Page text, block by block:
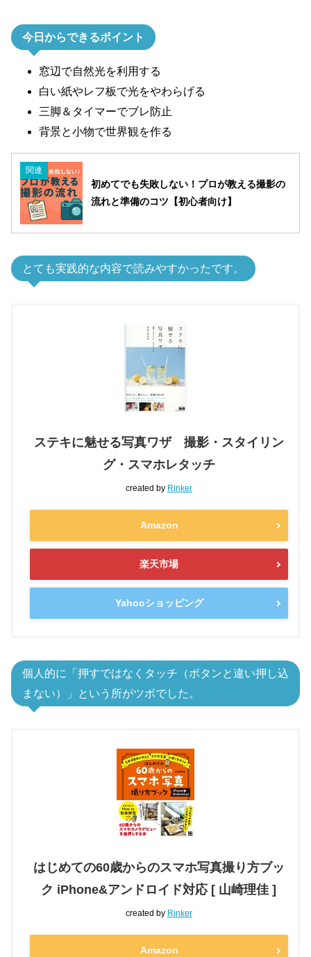
今日からできるポイント
窓辺で自然光を利用する
白い紙やレフ板で光をやわらげる
三脚＆タイマーでブレ防止
背景と小物で世界観を作る
関連
初めてでも失敗しない！プロが教える撮影の
流れと準備のコツ【初心者向け】
とても実践的な内容で読みやすかったです。
ステキに魅せる写真ワザ 撮影・スタイリン
グ・スマホレタッチ
created by Rinker
Amazon
楽天市場
Yahooショッピング
個人的に「押すではなくタッチ（ボタンと違い押し込
まない）」という所がツボでした。
はじめての60歳からのスマホ写真撮り方ブッ
ク iPhone&アンドロイド対応 [ 山崎理佳 ]
created by Rinker
Amazon